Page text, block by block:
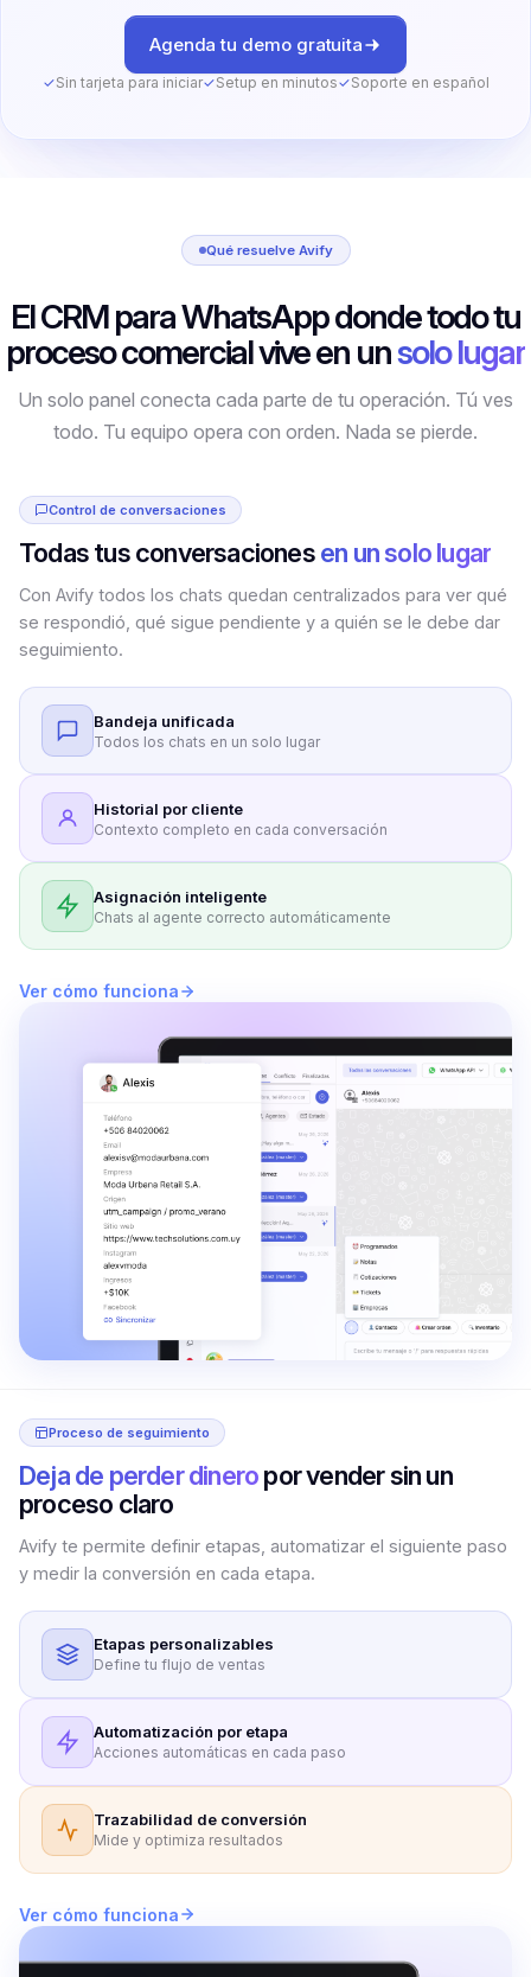
Agenda tu demo gratuita
✓Sin tarjeta para iniciar✓Setup en minutos✓Soporte en español
Qué resuelve Avify
El CRM para WhatsApp donde todo tu
proceso comercial vive en unsolo lugar
Un solo panel conecta cada parte de tu operación. Tú ves
todo. Tu equipo opera con orden. Nada se pierde.
Control de conversaciones
Todas tus conversacionesen un solo lugar
Con Avify todos los chats quedan centralizados para ver qué
se respondió, qué sigue pendiente y a quién se le debe dar
seguimiento.
Bandeja unificada
Todos los chats en un solo lugar
Historial por cliente
Contexto completo en cada conversación
Asignación inteligente
Chats al agente correcto automáticamente
Ver cómo funciona
Proceso de seguimiento
Deja de perder dineropor vender sin un
proceso claro
Avify te permite definir etapas, automatizar el siguiente paso
y medir la conversión en cada etapa.
Etapas personalizables
Define tu flujo de ventas
Automatización por etapa
Acciones automáticas en cada paso
Trazabilidad de conversión
Mide y optimiza resultados
Ver cómo funciona